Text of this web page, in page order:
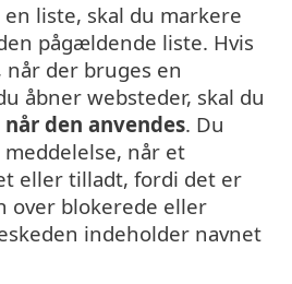
liste, skal du markere
pågældende liste. Hvis
når der bruges en
åbner websteder, skal du
den anvendes. Du
når et
eller tilladt, fordi det er
over blokerede eller
indeholder navnet